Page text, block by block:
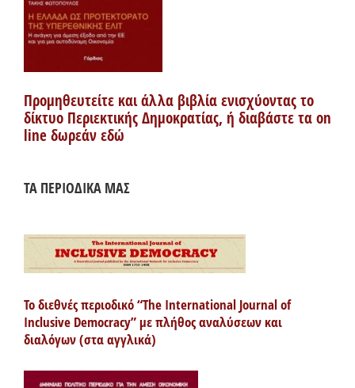
Προμηθευτείτε και άλλα βιβλία ενισχύοντας το
δίκτυο Περιεκτικής Δημοκρατίας, ή διαβάστε τα on
line δωρεάν εδώ
ΤΑ ΠΕΡΙΟΔΙΚΑ ΜΑΣ
Το διεθνές περιοδικό “The International Journal of
Inclusive Democracy” με πλήθος αναλύσεων και
διαλόγων (στα αγγλικά)